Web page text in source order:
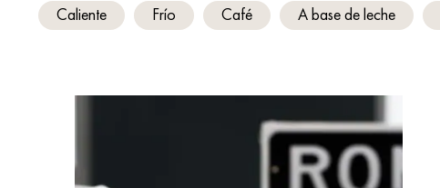
Caliente Frío Café A base de leche